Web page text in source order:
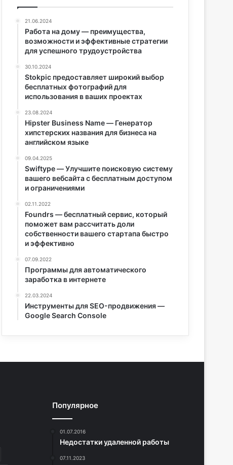
21.06.2024
Работа на дому — преимущества,
возможности и эффективные стратегии
для успешного трудоустройства
30.10.2024
Stokpic предоставляет широкий выбор
бесплатных фотографий для
использования в ваших проектах
23.08.2024
Hipster Business Name — Генератор
хипстерских названия для бизнеса на
английском языке
09.04.2025
Swiftype — Улучшите поисковую систему
вашего вебсайта с бесплатным доступом
и ограничениями
02.11.2022
Foundrs — бесплатный сервис, который
поможет вам рассчитать доли
собственности вашего стартапа быстро
и эффективно
07.09.2022
Программы для автоматического
заработка в интернете
22.03.2024
Инструменты для SEO-продвижения —
Google Search Console
Популярное
01.07.2016
Недостатки удаленной работы
07.11.2023